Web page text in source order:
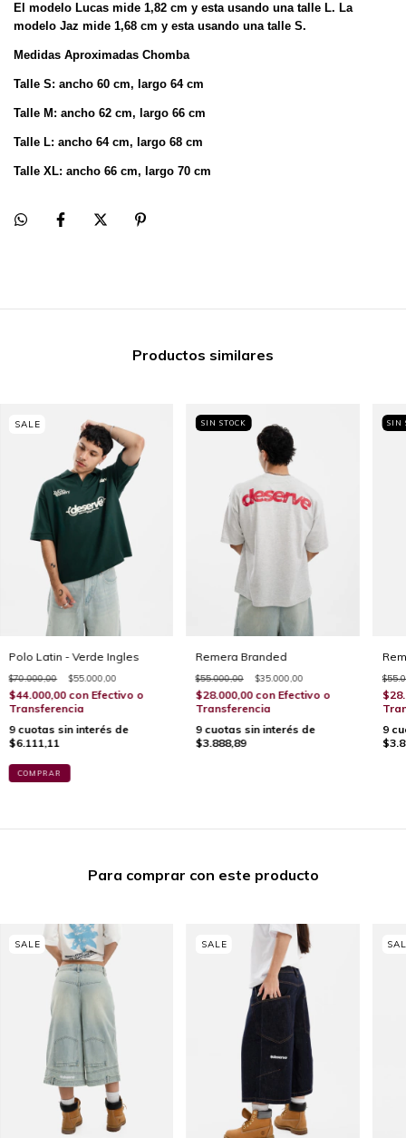
El modelo Lucas mide 1,82 cm y esta usando una talle L. La
modelo Jaz mide 1,68 cm y esta usando una talle S.
Medidas Aproximadas Chomba
Talle S: ancho 60 cm, largo 64 cm
Talle M: ancho 62 cm, largo 66 cm
Talle L: ancho 64 cm, largo 68 cm
Talle XL: ancho 66 cm, largo 70 cm
Productos similares
Polo Latin - Verde Ingles
$70.000,00 $55.000,00
$44.000,00 con Efectivo o
Transferencia
9 cuotas sin interés de
$6.111,11
COMPRAR
SIN STOCK
Remera Branded
$55.000,00 $35.000,00
$28.000,00 con Efectivo o
Transferencia
9 cuotas sin interés de
$3.888,89
SIN
9
Para comprar con este producto